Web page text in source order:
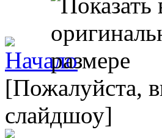
[Пожалуйста,
слайдшоу]